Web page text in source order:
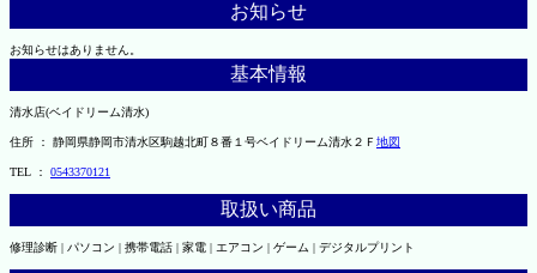
お知らせ
お知らせはありません。
基本情報
清水店(ベイドリーム清水)
住所 ： 静岡県静岡市清水区駒越北町８番１号ベイドリーム清水２Ｆ 地図
TEL ： 0543370121
取扱い商品
修理診断 | パソコン | 携帯電話 | 家電 | エアコン | ゲーム | デジタルプリント